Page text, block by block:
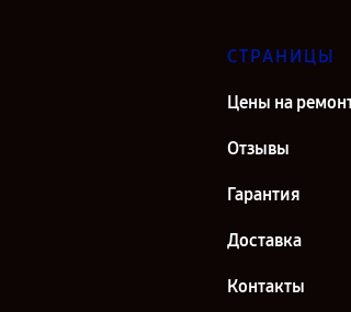
СТРАНИЦЫ
Цены на
Отзывы
Гарантия
Доставка
Контакты